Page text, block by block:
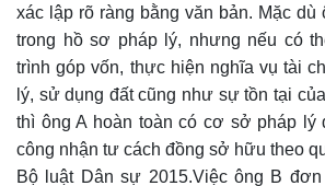
xác lập rõ ràng bằng văn bản. Mặc dù
trong hồ sơ pháp lý, nhưng nếu có
trình góp vốn, thực hiện nghĩa vụ tài
lý, sử dụng đất cũng như sự tồn tại
thì ông A hoàn toàn có cơ sở pháp lý
công nhận tư cách đồng sở hữu theo
Bộ luật Dân sự 2015.Việc ông B